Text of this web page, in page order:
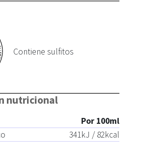
Contiene sulfitos
nutricional
Por 100ml
341kJ / 82kcal